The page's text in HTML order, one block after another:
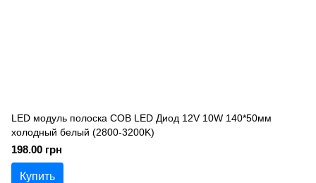
LED модуль полоска COB LED Диод 12V 10W 140*50мм
холодный белый (2800-3200K)
198.00 грн
Купить